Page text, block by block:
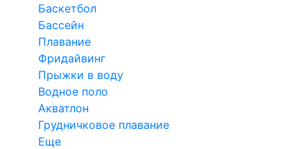
Баскетбол
Бассейн
Плавание
Фридайвинг
Прыжки в воду
Водное поло
Акватлон
Грудничковое плавание
Еще